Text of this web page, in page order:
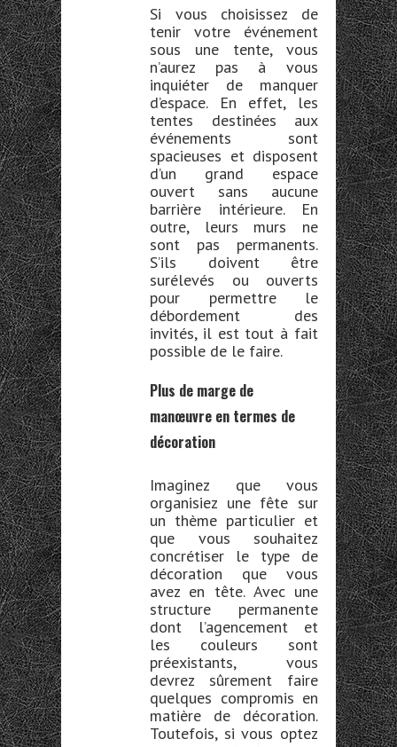
Si vous choisissez de
tenir votre événement
sous une tente, vous
n’aurez pas à vous
inquiéter de manquer
d’espace. En effet, les
tentes destinées aux
événements sont
spacieuses et disposent
d’un grand espace
ouvert sans aucune
barrière intérieure. En
outre, leurs murs ne
sont pas permanents.
S’ils doivent être
surélevés ou ouverts
pour permettre le
débordement des
invités, il est tout à fait
possible de le faire.
Plus de marge de
manœuvre en termes de
décoration
Imaginez que vous
organisiez une fête sur
un thème particulier et
que vous souhaitez
concrétiser le type de
décoration que vous
avez en tête. Avec une
structure permanente
dont l’agencement et
les couleurs sont
préexistants, vous
devrez sûrement faire
quelques compromis en
matière de décoration.
Toutefois, si vous optez